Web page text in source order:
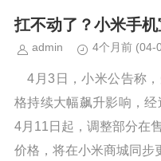
扛不动了？小米手
admin 4个月前 (04-
4月3日，小米公告称，
格持续大幅飙升影响，
4月11日起，调整部分在
价格，将在小米商城同